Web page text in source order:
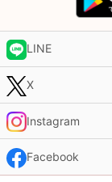
LINE
X
Instagram
Facebook